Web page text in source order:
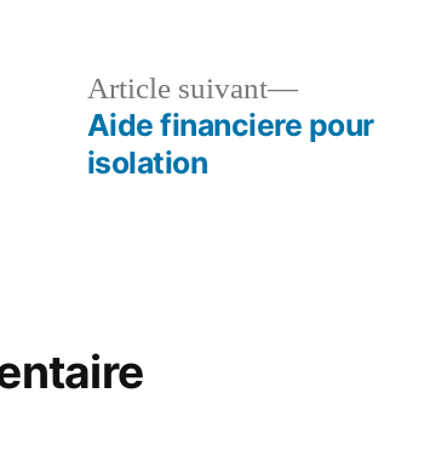
Article suivant
Article
suivant :
Aide financiere pour
isolation